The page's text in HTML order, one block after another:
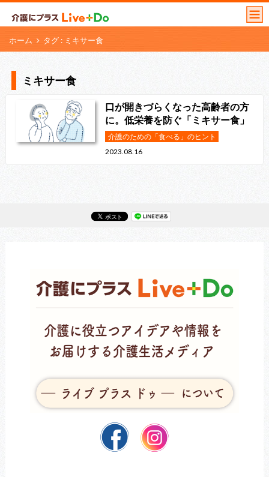
ホーム タグ : ミキサー食
ミキサー食
口が開きづらくなった高齢者の方
に。低栄養を防ぐ「ミキサー食」
介護のための「食べる」のヒント
2023.08.16